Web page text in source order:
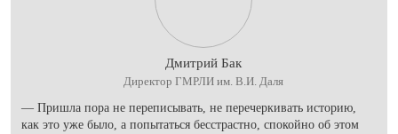
Дмитрий Бак
Директор ГМРЛИ им. В.И. Даля
— Пришла пора не переписывать, не перечеркивать историю,
как это уже было, а попытаться бесстрастно, спокойно об этом